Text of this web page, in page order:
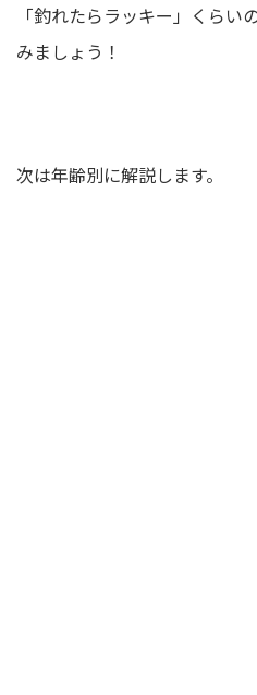
「釣れたらラッキー」くらい
みましょう！
次は年齢別に解説します。